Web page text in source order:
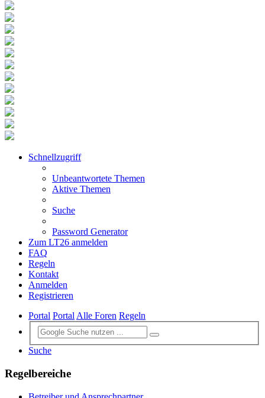
Schnellzugriff
Unbeantwortete Themen
Aktive Themen
Suche
Password Generator
Zum LT26 anmelden
FAQ
Regeln
Kontakt
Anmelden
Registrieren
Portal PortalAlle Foren Regeln
Suche
Regelbereiche